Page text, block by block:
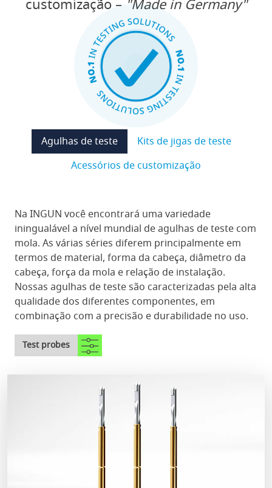
customização – "Made in Germany"
Agulhas de teste
Kits de jigas de teste
Acessórios de customização
Na INGUN você encontrará uma variedade
iningualável a nível mundial de agulhas de teste com
mola. As várias séries diferem principalmente em
termos de material, forma da cabeça, diâmetro da
cabeça, força da mola e relação de instalação.
Nossas agulhas de teste são caracterizadas pela alta
qualidade dos diferentes componentes, em
combinação com a precisão e durabilidade no uso.
Test probes